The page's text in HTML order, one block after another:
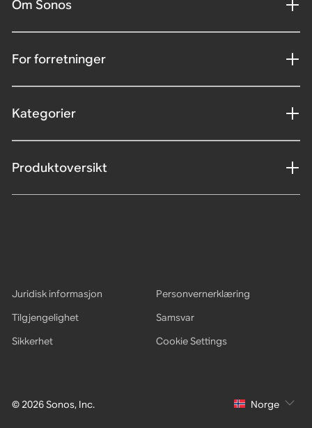
Om Sonos
For forretninger
Kategorier
Produktoversikt
© 2026 Sonos, Inc.
Juridisk informasjon
Personvernerklæring
Tilgjengelighet
Samsvar
Sikkerhet
Cookie Settings
Norge